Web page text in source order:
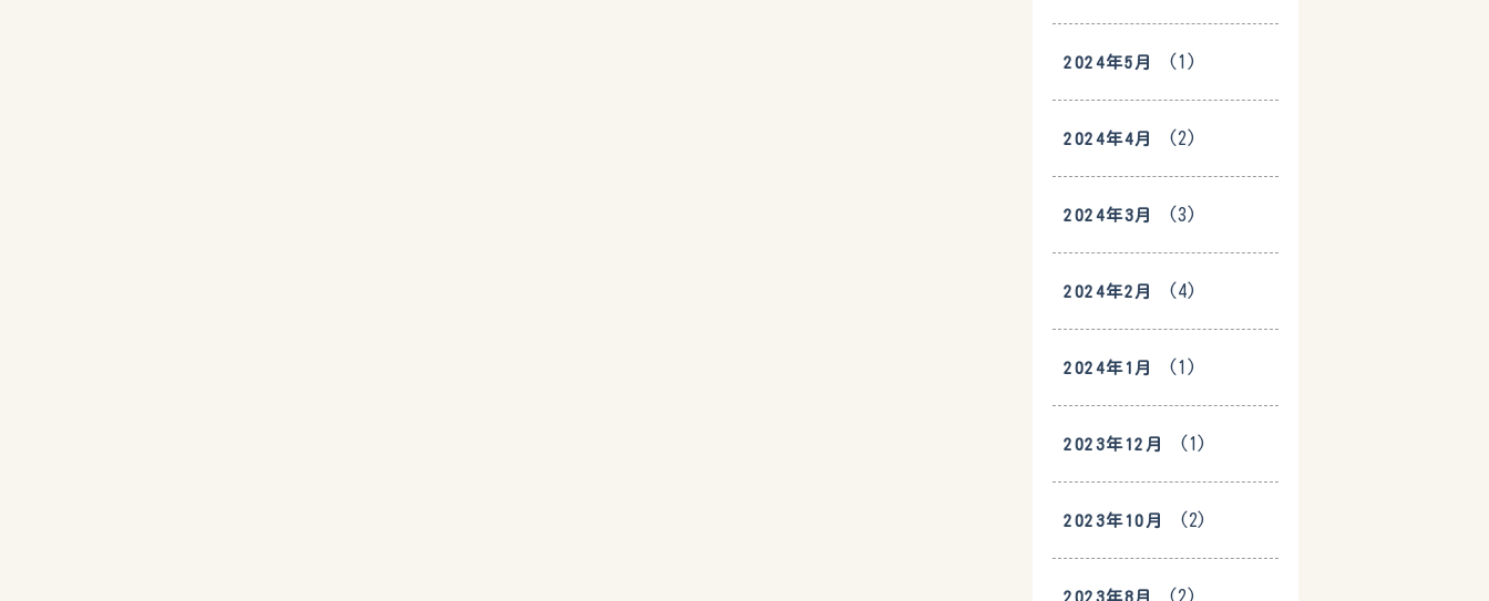
2024年5月 (1)
2024年4月 (2)
2024年3月 (3)
2024年2月 (4)
2024年1月 (1)
2023年12月 (1)
2023年10月 (2)
2023年8月 (2)